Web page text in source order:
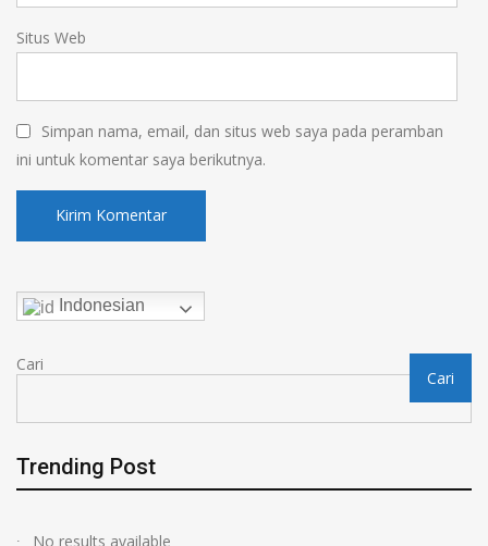
Situs Web
Simpan nama, email, dan situs web saya pada peramban
ini untuk komentar saya berikutnya.
Indonesian
Cari
Cari
Trending Post
No results available